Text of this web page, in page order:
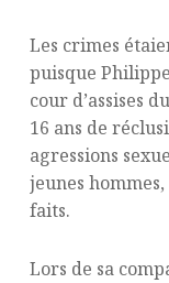
Les crimes
puisque
cour d’assises
16 ans de
agressions
jeunes
faits.
Lors de sa